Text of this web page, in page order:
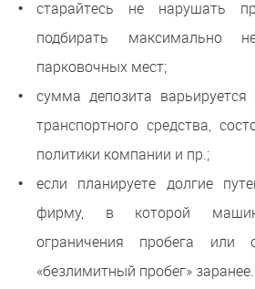
старайтесь не нарушать
подбирать максимально
парковочных мест;
сумма депозита
транспортного средства,
политики компании и пр.;
если планируете долгие
фирму, в которой
ограничения пробега или
«безлимитный пробег» заранее.